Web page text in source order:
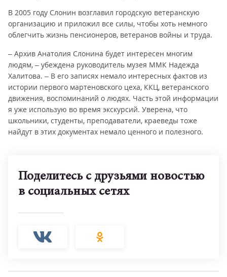
В 2005 году Слонин возглавил городскую ветеранскую
организацию и приложил все силы, чтобы хоть немного
облегчить жизнь пенсионеров, ветеранов войны и труда.
– Архив Анатолия Слонина будет интересен многим
людям, – убеждена руководитель музея ММК Надежда
Халитова. – В его записях немало интересных фактов из
истории первого мартеновского цеха, ККЦ, ветеранского
движения, воспоминаний о людях. Часть этой информации
я уже использую во время экскурсий. Уверена, что
школьники, студенты, преподаватели, краеведы тоже
найдут в этих документах немало ценного и полезного.
Поделитесь с друзьями новостью
в социальных сетях